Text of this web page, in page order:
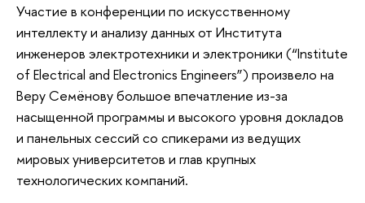
Участие в конференции по искусственному
интеллекту и анализу данных от Института
инженеров электротехники и электроники (“Institute
of Electrical and Electronics Engineers”) произвело на
Веру Семёнову большое впечатление из-за
насыщенной программы и высокого уровня докладов
и панельных сессий со спикерами из ведущих
мировых университетов и глав крупных
технологических компаний.